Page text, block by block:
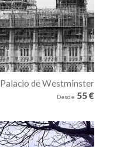
Palacio de Westminster
Desde 55 €